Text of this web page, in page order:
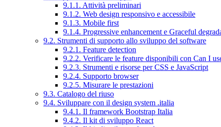
9.1.1. Attività preliminari
9.1.2. Web design responsivo e accessibile
9.1.3. Mobile first
9.1.4. Progressive enhancement e Graceful
9.2. Strumenti di supporto allo sviluppo del software
9.2.1. Feature detection
9.2.2. Verificare le feature disponibili con Can I
9.2.3. Strumenti e risorse per CSS e JavaScript
9.2.4. Supporto browser
9.2.5. Misurare le prestazioni
9.3. Catalogo del riuso
9.4. Sviluppare con il design system .italia
9.4.1. Il framework Bootstrap Italia
9.4.2. Il kit di sviluppo React